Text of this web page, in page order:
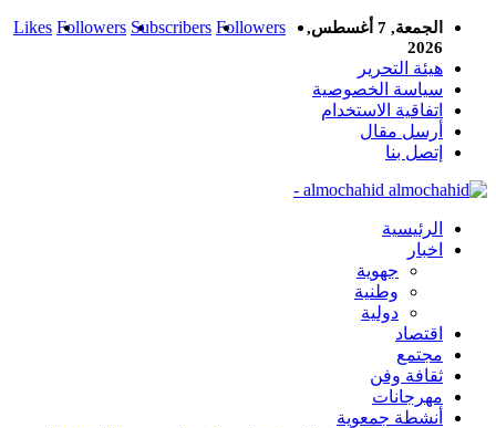
Likes Followers Subscribers Followers
الجمعة, 7 أغسطس,
2026
هيئة التحرير
سياسة الخصوصية
اتفاقية الاستخدام
أرسل مقال
إتصل بنا
almochahid -
الرئيسية
اخبار
جهوية
وطنية
دولية
اقتصاد
مجتمع
ثقافة وفن
مهرجانات
أنشطة جمعوية